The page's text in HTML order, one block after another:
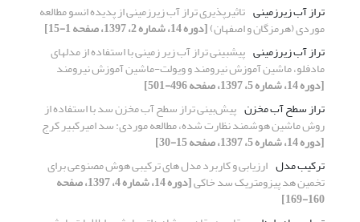
تراز آب زیرزمینی تاثیرپذیری تراز آب زیرزمینی از پدیده انسو مطالعه
موردی (هرمزگان و اصفهان)[دوره 14، شماره 2، 1397، صفحه 1-15]
تراز آب زیرزمینی پیش‏بینی تراز آب زیر زمینی با استفاده از مدل‏های
مادفلو، ماشین آموزش نیرومند و ویولت-ماشین آموزش نیرومند
[دوره 14، شماره 5، 1397، صفحه 496-501]
تراز سطح آب مخزن پیش‌بینی تراز سطح آب مخزن سد با استفاده از
روش ماشین هوشمند نظارت شده، مطالعه موردی: سد امیرکبیر کرج
[دوره 14، شماره 5، 1397، صفحه 15-30]
ترکیب مدل ارزیابی و کاربرد مدل های ترکیبی هوش مصنوعی برای
تخمین هد پیزومتریک سد خاکی [دوره 14، شماره 4، 1397، صفحه
160-169]